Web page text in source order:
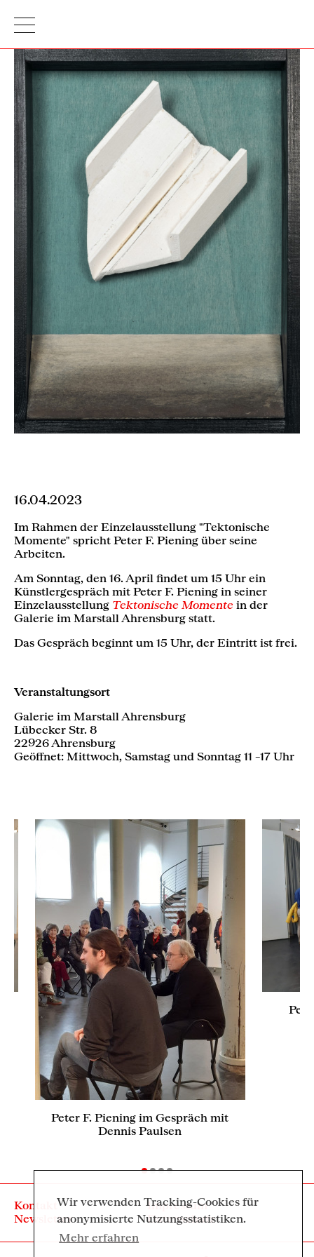
Wir verwenden Tracking-Cookies für
anonymisierte Nutzungsstatistiken.
Mehr erfahren
16.04.2023
Im Rahmen der Einzelausstellung "Tektonische
Momente" spricht Peter F. Piening über seine
Arbeiten.
Am Sonntag, den 16. April findet um 15 Uhr ein
Künstlergespräch mit Peter F. Piening in seiner
Einzelausstellung Tektonische Momente in der
Galerie im Marstall Ahrensburg statt.
Das Gespräch beginnt um 15 Uhr, der Eintritt ist frei.
Veranstaltungsort
Galerie im Marstall Ahrensburg
Lübecker Str. 8
22926 Ahrensburg
Geöffnet: Mittwoch, Samstag und Sonntag 11 –17 Uhr
Peter F. Piening im Gespräch mit
Dennis Paulsen
Kontakt
Impressum
Newsletter
Datenschutz